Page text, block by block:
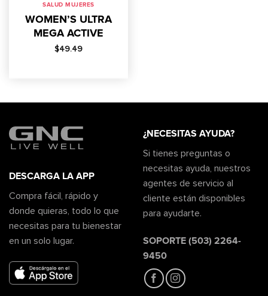
SALUD MUJERES
WOMEN’S ULTRA
MEGA ACTIVE
$49.49
DESCARGA LA APP
Compra fácil, rápido y
donde quieras, todo lo que
necesitas para tu bienestar
en un solo lugar.
¿NECESITAS AYUDA?
Si tienes preguntas o
necesitas ayuda, nuestros
agentes de servicio al
cliente están disponibles
para ayudarte.
SOPORTE (503) 2264-
9450